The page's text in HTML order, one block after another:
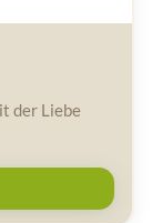
der Liebe